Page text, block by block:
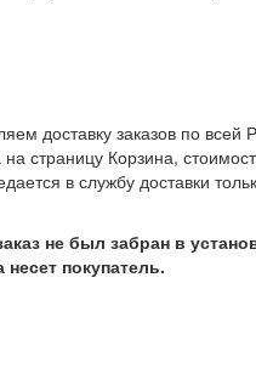
доставку заказов по всей
страницу Корзина,
в службу доставки
не был забран в
несет покупатель.